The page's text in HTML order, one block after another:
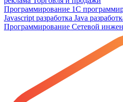
Программирование 1C
Javascript разработка Java
Программирование Сетевой